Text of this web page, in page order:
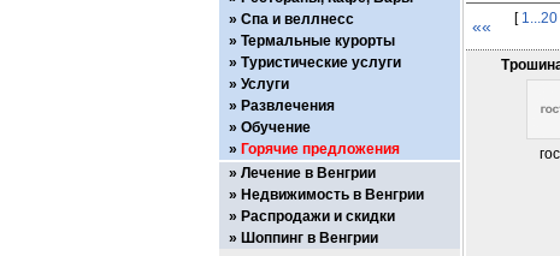
«« [ 1...20
Спа и веллнесс
Термальные курорты
Туристические услуги
Услуги
Развлечения
Обучение
Горячие предложения
Лечение в Венгрии
Недвижимость в Венгрии
Распродажи и скидки
Шоппинг в Венгрии